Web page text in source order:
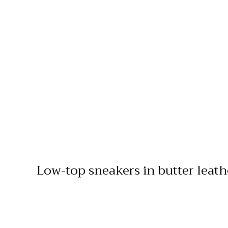
Low-top sneakers in butter